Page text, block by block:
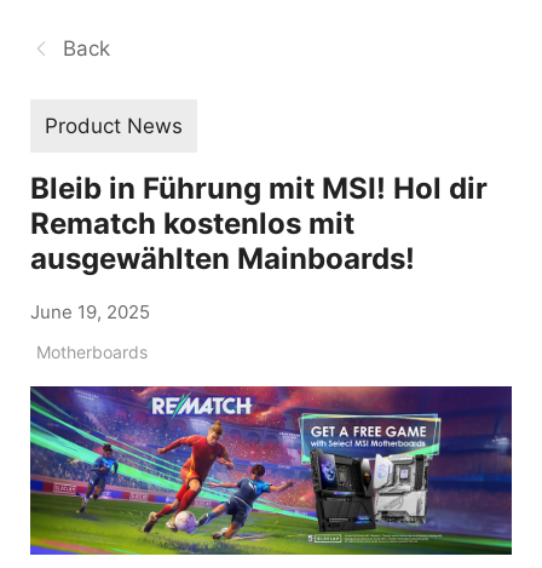
Back
Product News
Bleib in Führung mit MSI! Hol dir
Rematch kostenlos mit
ausgewählten Mainboards!
June 19, 2025
Motherboards